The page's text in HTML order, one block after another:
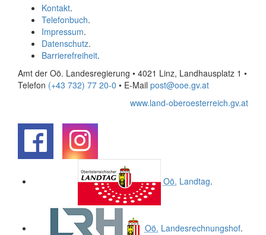
Kontakt.
Telefonbuch.
Impressum.
Datenschutz.
Barrierefreiheit.
Amt der Oö. Landesregierung • 4021 Linz, Landhausplatz 1 •
Telefon (+43 732) 77 20-0 • E-Mail post@ooe.gv.at
www.land-oberoesterreich.gv.at
Oö. Landtag.
Oö. Landesrechnungshof.